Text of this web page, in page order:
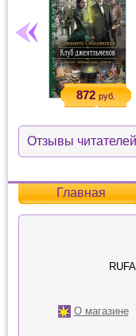
872 руб.
Отзывы читателей
Главная
О магазине